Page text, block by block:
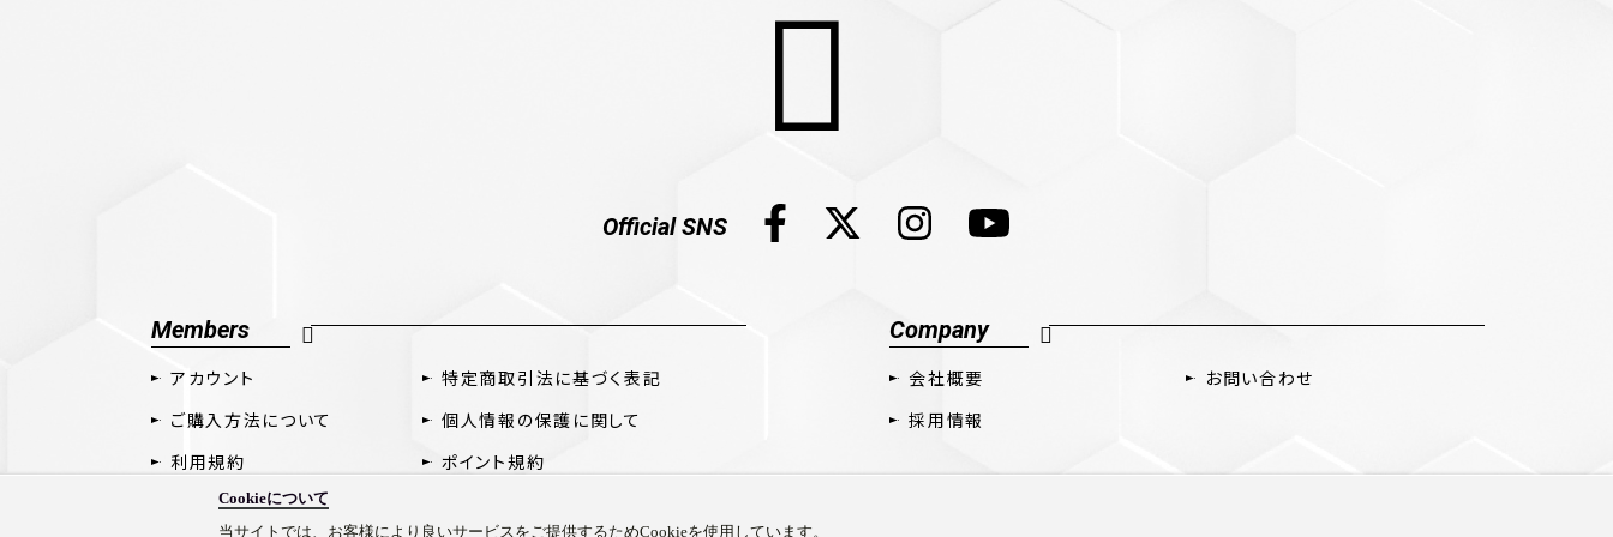
Cookieについて
当サイトでは、お客様により良いサービスをご提供するためCookieを使用しています。
Official SNS
Members
アカウント
ご購入方法について
利用規約
特定商取引法に基づく表記
個人情報の保護に関して
ポイント規約
Company
会社概要
採用情報
お問い合わせ